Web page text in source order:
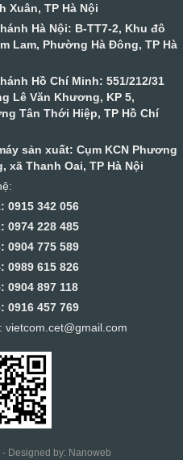
Xuân, TP Hà Nội
Hà Nội: B-TT7-2, Khu đô
Lam, Phường Hà Đông, TP Hà
Hồ Chí Minh: 551/212/31
Lê Văn Khương, KP 5,
Tân Thới Hiệp, TP Hồ Chí
sản xuất: Cụm KCN Phương
xã Thanh Oai, TP Hà Nội
0915 342 056
0974 228 485
0904 775 589
0989 615 826
0904 897 118
0916 457 769
vietcom.cet@gmail.com
Designed by: Nanoweb